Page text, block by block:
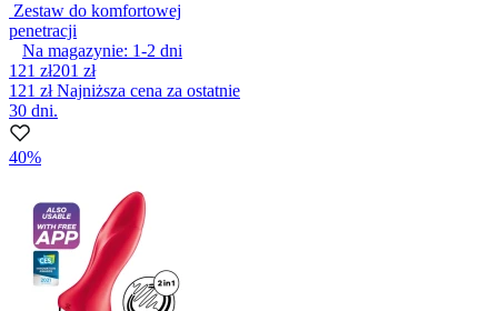
Zestaw do komfortowej
penetracji
Na magazynie: 1-2 dni
121 zł201 zł
121 złNajniższa cena za ostatnie
30 dni.
40%